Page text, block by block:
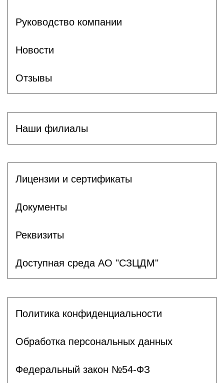
Руководство компании
Новости
Отзывы
Наши филиалы
Лицензии и сертификаты
Документы
Реквизиты
Доступная среда АО "СЗЦДМ"
Политика конфиденциальности
Обработка персональных данных
Федеральный закон №54-ФЗ